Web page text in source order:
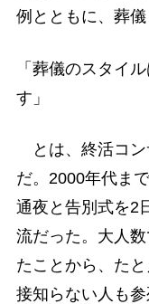
例とともに、葬儀
「葬儀のスタイ
す」
とは、終活コン
だ。2000年代ま
通夜と告別式を2
流だった。大人
たことから、た
接知らない人も